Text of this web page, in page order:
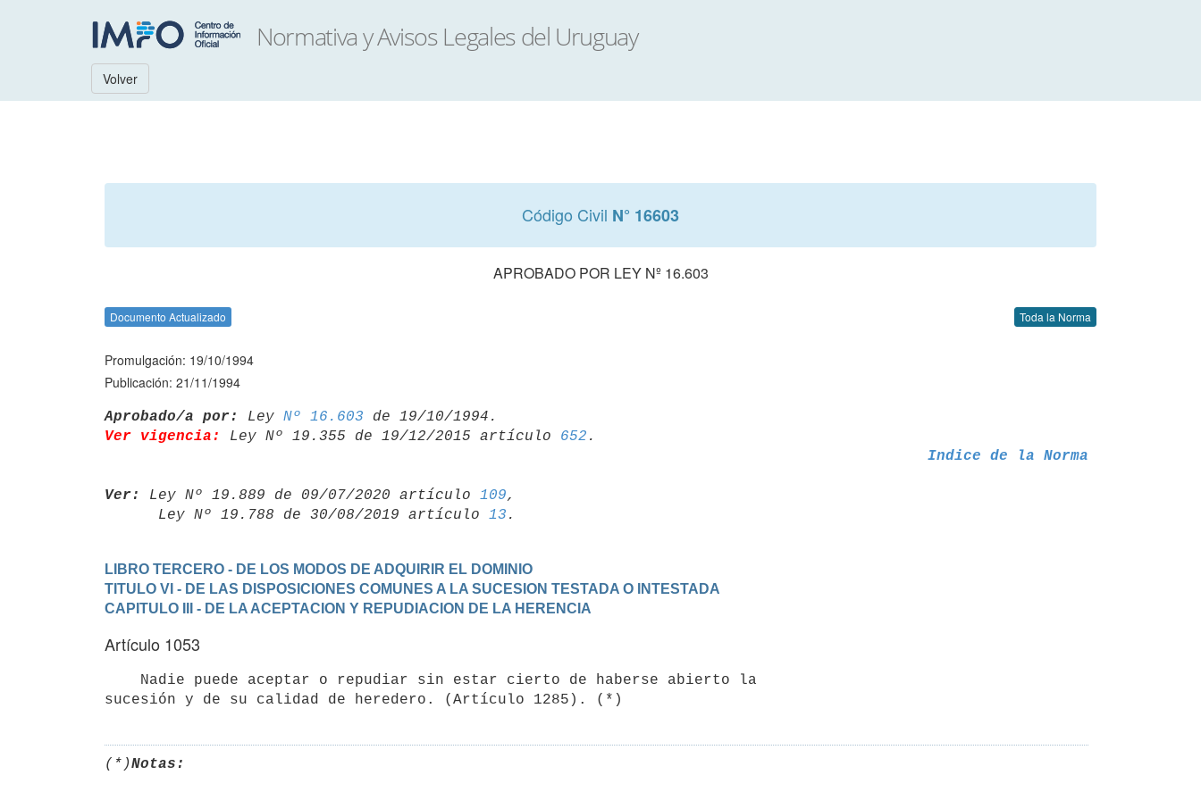
Volver
Código Civil N° 16603
APROBADO POR LEY Nº 16.603
Documento Actualizado Toda la Norma
Promulgación: 19/10/1994
Publicación: 21/11/1994
Aprobado/a por: Ley Nº 16.603
Ver vigencia:
Ley Nº 19.355 de 19/12/2015 artículo 652
Indice de la Norma
Ver: Ley Nº 19.889 de 09/07/2020 artículo 109,
      Ley Nº 19.788 de 30/08/2019 artículo
13
LIBRO TERCERO - DE LOS MODOS DE ADQUIRIR EL DOMINIO
TITULO VI - DE LAS DISPOSICIONES COMUNES A LA SUCESION TESTADA O INTESTADA
CAPITULO III - DE LA ACEPTACION Y REPUDIACION DE LA HERENCIA
Artículo 1053
(*)Notas: